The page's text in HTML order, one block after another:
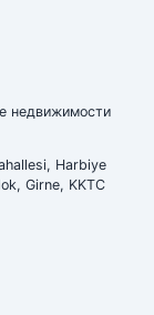
недвижимости
Harbiye
Girne, KKTC